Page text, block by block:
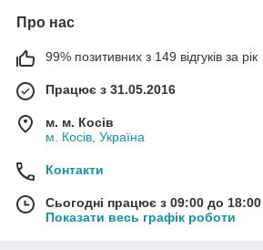
Про нас
99% позитивних з 149 відгуків за рік
Працює з 31.05.2016
м. м. Косів
м. Косів, Україна
Контакти
Сьогодні працює з 09:00 до 18:00
Показати весь графік роботи